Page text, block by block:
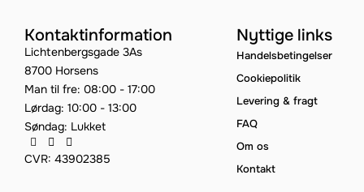
Kontaktinformation
Lichtenbergsgade 3As
8700 Horsens
Man til fre: 08:00 - 17:00
Lørdag: 10:00 - 13:00
Søndag: Lukket
CVR: 43902385
Nyttige links
Handelsbetingelser
Cookiepolitik
Levering & fragt
FAQ
Om os
Kontakt